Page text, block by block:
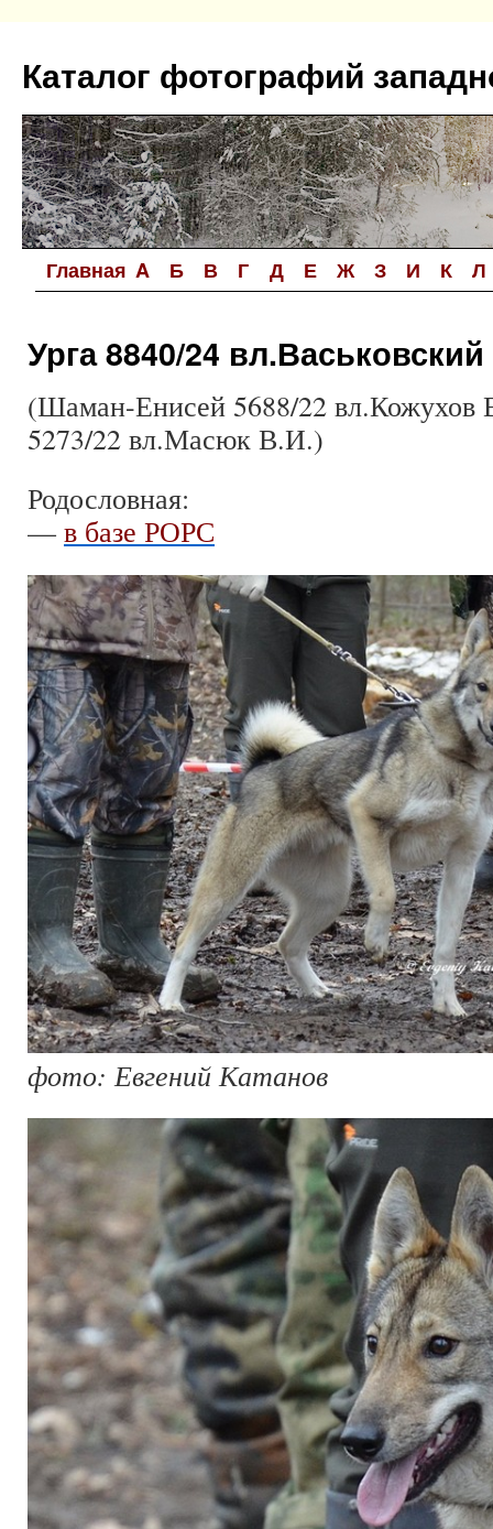
содержимому
Каталог фотографий
Главная A Б В Г Д Е Ж З И К Л
Урга 8840/24
(Шаман-Енисей 5688/22
5273/22 вл.Масюк В.И.)
Родословная:
— в базе РОРС
фото: Евгений Катанов